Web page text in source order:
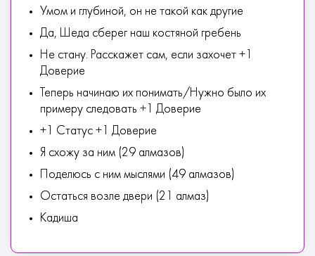
Умом и глубиной, он не такой как другие
Да, Шеда сберег наш костяной гребень
Не стану. Расскажет сам, если захочет +1
Доверие
Теперь начинаю их понимать/Нужно было их
примеру следовать +1 Доверие
+1 Статус +1 Доверие
Я схожу за ним (29 алмазов)
Поделюсь с ним мыслями (49 алмазов)
Остаться возле двери (21 алмаз)
Кадиша